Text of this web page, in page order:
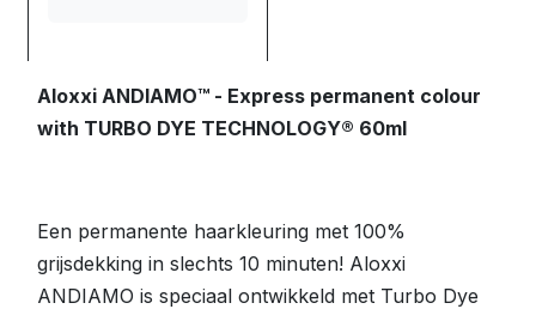
Aloxxi ANDIAMO™ - Express permanent colour
with TURBO DYE TECHNOLOGY® 60ml
Een permanente haarkleuring met 100%
grijsdekking in slechts 10 minuten! Aloxxi
ANDIAMO is speciaal ontwikkeld met Turbo Dye